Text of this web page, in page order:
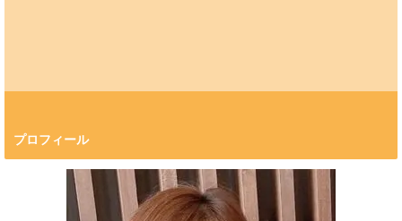
プロフィール